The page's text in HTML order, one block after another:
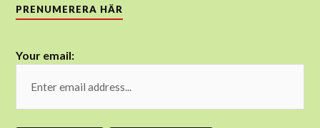
PRENUMERERA HÄR
Your email: